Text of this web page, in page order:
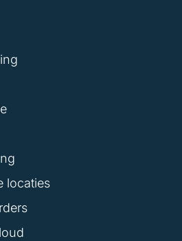
locaties